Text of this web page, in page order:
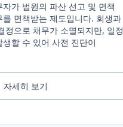
가 법원의 파산 선고 및 면책
면책받는 제도입니다. 회생과
정으로 채무가 소멸되지만, 일정
생할 수 있어 사전 진단이
자세히 보기